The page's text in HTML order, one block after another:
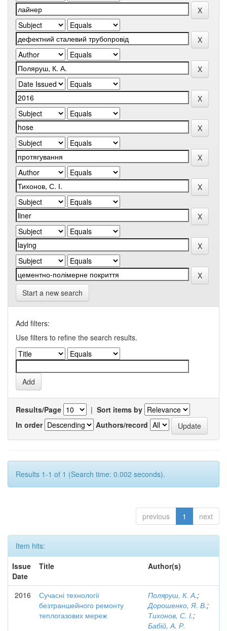
Start a new search
Add filters:
Use filters to refine the search results.
Results/Page | Sort items by
In order
Authors/record
Results 1-1 of 1 (Search time: 0.002 seconds).
previous 1 next
Item hits:
Issue
Date
Title Author(s)
2016
Сучасні технології
безтраншейного ремонту
теплогазових мереж
Поляруш, К. А.;
Дорошенко, Я. В.;
Тихонов, С. І.;
Бабій, А. Р.